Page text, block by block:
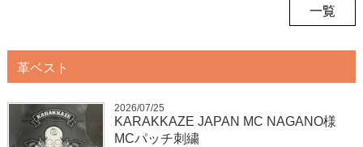
一覧
革ベスト
2026/07/25
KARAKKAZE JAPAN MC NAGANO様
MCパッチ刺繍